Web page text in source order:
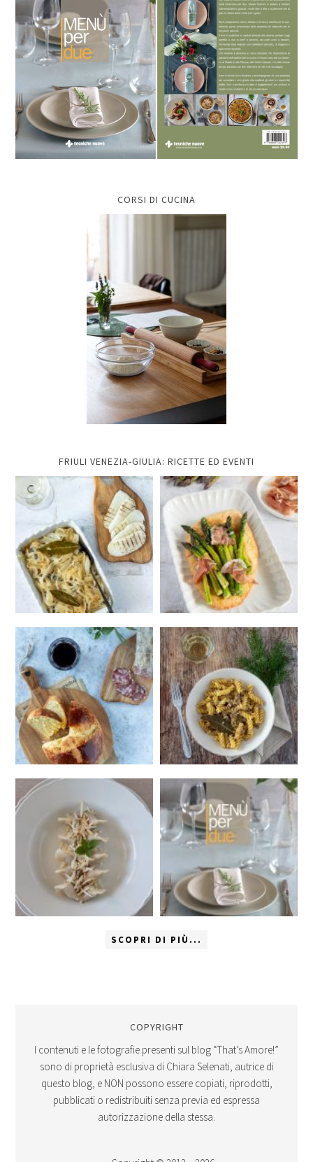
CORSI DI CUCINA
FRIULI VENEZIA-GIULIA: RICETTE ED EVENTI
SCOPRI DI PIÙ...
COPYRIGHT
I contenuti e le fotografie presenti sul blog “That’s Amore!”
sono di proprietà esclusiva di Chiara Selenati, autrice di
questo blog, e NON possono essere copiati, riprodotti,
pubblicati o redistribuiti senza previa ed espressa
autorizzazione della stessa.